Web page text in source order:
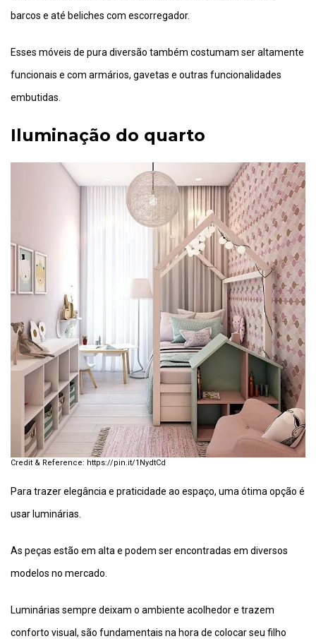
barcos e até beliches com escorregador.
Esses móveis de pura diversão também costumam ser altamente
funcionais e com armários, gavetas e outras funcionalidades
embutidas.
Iluminação do quarto
https://pin.it/1NydtCd
Para trazer elegância e praticidade ao espaço, uma ótima opção é
usar luminárias.
As peças estão em alta e podem ser encontradas em diversos
modelos no mercado.
Luminárias sempre deixam o ambiente acolhedor e trazem
conforto visual, são fundamentais na hora de colocar seu filho